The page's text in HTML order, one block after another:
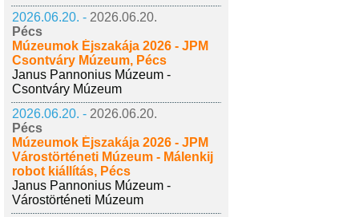
2026.06.20. - 2026.06.20.
Pécs
Múzeumok Éjszakája 2026 - JPM
Csontváry Múzeum, Pécs
Janus Pannonius Múzeum -
Csontváry Múzeum
2026.06.20. - 2026.06.20.
Pécs
Múzeumok Éjszakája 2026 - JPM
Várostörténeti Múzeum - Málenkij
robot kiállítás, Pécs
Janus Pannonius Múzeum -
Várostörténeti Múzeum